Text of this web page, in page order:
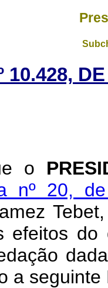
10.428,
o
nº 20,
efeitos
a seguinte